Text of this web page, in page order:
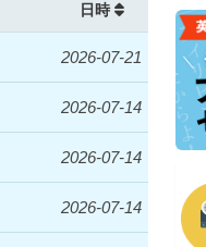
日時
2026-07-21
2026-07-14
2026-07-14
2026-07-14